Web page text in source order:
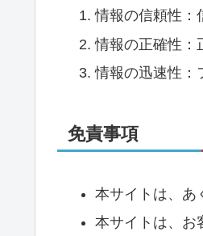
情報の信頼性：
情報の正確性：
情報の迅速性：
免責事項
本サイトは、あ
本サイトは、お